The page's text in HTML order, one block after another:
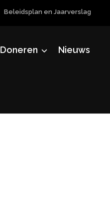
Beleidsplan en Jaarverslag
Doneren Nieuws